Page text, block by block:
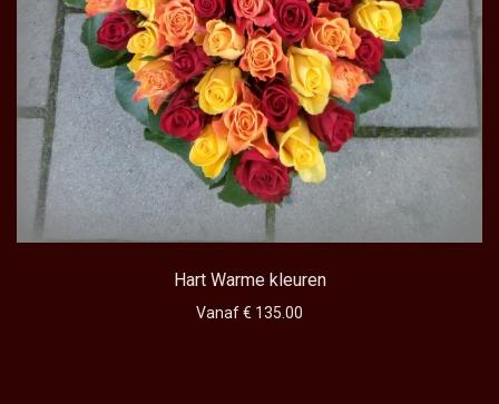
Hart Warme kleuren
Vanaf € 135.00